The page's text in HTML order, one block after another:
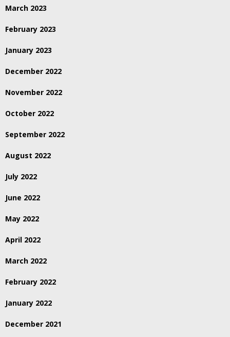
March 2023
February 2023
January 2023
December 2022
November 2022
October 2022
September 2022
August 2022
July 2022
June 2022
May 2022
April 2022
March 2022
February 2022
January 2022
December 2021